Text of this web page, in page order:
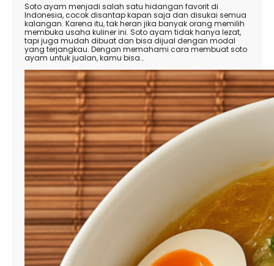
Soto ayam menjadi salah satu hidangan favorit di
Indonesia, cocok disantap kapan saja dan disukai semua
kalangan. Karena itu, tak heran jika banyak orang memilih
membuka usaha kuliner ini. Soto ayam tidak hanya lezat,
tapi juga mudah dibuat dan bisa dijual dengan modal
yang terjangkau. Dengan memahami cara membuat soto
ayam untuk jualan, kamu bisa…